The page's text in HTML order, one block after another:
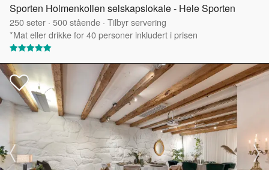
Sporten Holmenkollen selskapslokale - Hele Sporten
250seter · 500stående · Tilbyr servering
*Mat eller drikke for 40 personer inkludert i prisen